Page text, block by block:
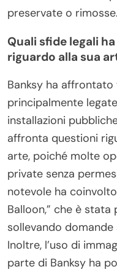
mentre sfidano le
complica queste
domande
dell’arte. Inoltre, la
creata in spazi
dibattito su se tali
preservate o
Quali sfide legali
riguardo alla sua
Banksy ha affrontato
principalmente
installazioni
affronta questioni